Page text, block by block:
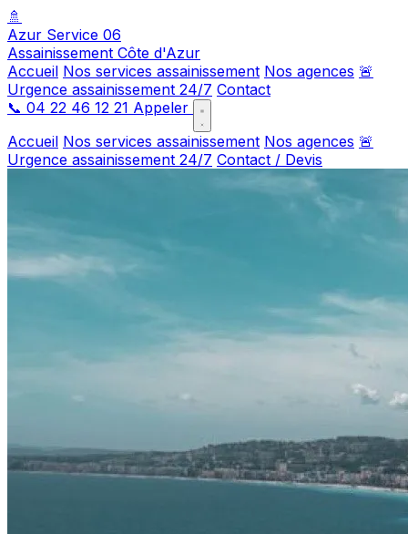
🚿
Azur Service 06
Assainissement Côte d'Azur
Accueil Nos services assainissement Nos agences 🚨
Urgence assainissement 24/7 Contact
📞 04 22 46 12 21 Appeler
Accueil Nos services assainissement Nos agences 🚨
Urgence assainissement 24/7 Contact / Devis